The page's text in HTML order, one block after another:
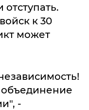
к 30
может
-